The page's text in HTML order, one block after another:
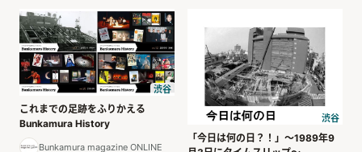
渋谷
これまでの足跡をふりかえる
Bunkamura History
Bunkamura magazine ONLINE
渋谷
「今日は何の日？！」～1989年9